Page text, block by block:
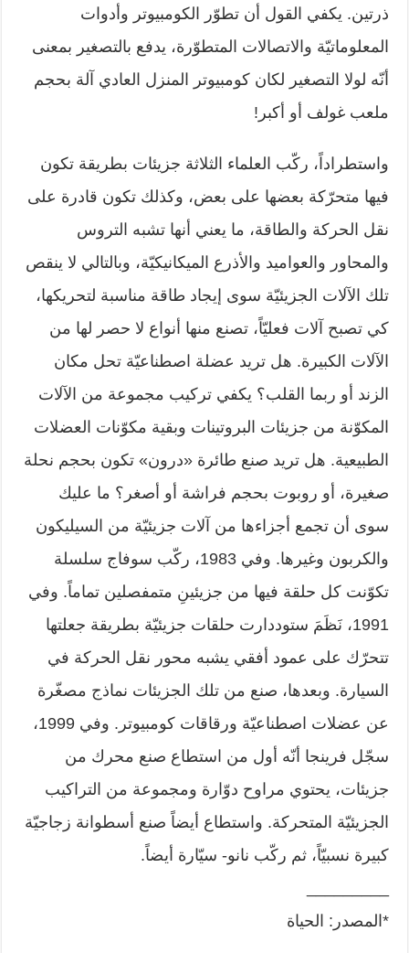
ذرتين. يكفي القول أن تطوّر الكومبيوتر وأدوات
المعلوماتيّة والاتصالات المتطوّرة، يدفع بالتصغير بمعنى
أنّه لولا التصغير لكان كومبيوتر المنزل العادي آلة بحجم
ملعب غولف أو أكبر!
واستطراداً، ركّب العلماء الثلاثة جزيئات بطريقة تكون
فيها متحرّكة بعضها على بعض، وكذلك تكون قادرة على
نقل الحركة والطاقة، ما يعني أنها تشبه التروس
والمحاور والعواميد والأذرع الميكانيكيّة، وبالتالي لا ينقص
تلك الآلات الجزيئيّة سوى إيجاد طاقة مناسبة لتحريكها،
كي تصبح آلات فعليّاً، تصنع منها أنواع لا حصر لها من
الآلات الكبيرة. هل تريد عضلة اصطناعيّة تحل مكان
الزند أو ربما القلب؟ يكفي تركيب مجموعة من الآلات
المكوّنة من جزيئات البروتينات وبقية مكوّنات العضلات
الطبيعية. هل تريد صنع طائرة «درون» تكون بحجم نحلة
صغيرة، أو روبوت بحجم فراشة أو أصغر؟ ما عليك
سوى أن تجمع أجزاءها من آلات جزيئيّة من السيليكون
والكربون وغيرها. وفي 1983، ركّب سوفاج سلسلة
تكوّنت كل حلقة فيها من جزيئينِ متمفصلين تماماً. وفي
1991، نَظَمَ ستوددارت حلقات جزيئيّة بطريقة جعلتها
تتحرّك على عمود أفقي يشبه محور نقل الحركة في
السيارة. وبعدها، صنع من تلك الجزيئات نماذج مصغّرة
عن عضلات اصطناعيّة ورقاقات كومبيوتر. وفي 1999،
سجّل فرينجا أنّه أول من استطاع صنع محرك من
جزيئات، يحتوي مراوح دوّارة ومجموعة من التراكيب
الجزيئيّة المتحركة. واستطاع أيضاً صنع أسطوانة زجاجيّة
كبيرة نسبيّاً، ثم ركّب نانو- سيّارة أيضاً.
*المصدر: الحياة